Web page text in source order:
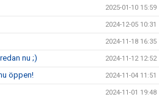
2025-01-10 15:59
2024-12-05 10:31
2024-11-18 16:35
nu ;) 2024-11-12 12:52
öppen! 2024-11-04 11:51
2024-11-01 19:48